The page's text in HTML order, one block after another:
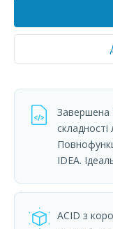
Завершена
IDEA.
ACID з